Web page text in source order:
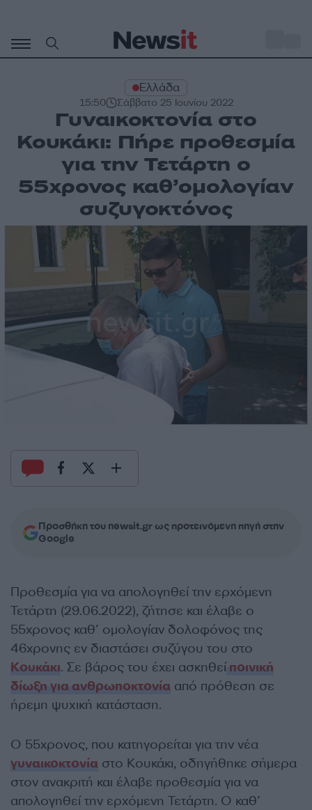
περιεχόμενο
Ελλάδα
15:50 Σάββατο 25 Ιουνίου 2022
Γυναικοκτονία στο
Κουκάκι: Πήρε προθεσμία
για την Τετάρτη ο
55χρονος καθ’ομολογίαν
συζυγοκτόνος
Προσθήκη του newsit.gr ως προτεινόμενη πηγή στην
Google
Προθεσμία για να απολογηθεί την ερχόμενη
Τετάρτη (29.06.2022), ζήτησε και έλαβε ο
55χρονος καθ’ ομολογίαν δολοφόνος της
46χρονης εν διαστάσει συζύγου του στο
Κουκάκι. Σε βάρος του έχει ασκηθεί ποινική
δίωξη για ανθρωποκτονία από πρόθεση σε
ήρεμη ψυχική κατάσταση.
Ο 55χρονος, που κατηγορείται για την νέα
γυναικοκτονία στο Κουκάκι, οδηγήθηκε σήμερα
στον ανακριτή και έλαβε προθεσμία για να
απολογηθεί την ερχόμενη Τετάρτη. Ο καθ’